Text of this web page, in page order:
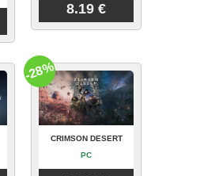
8.19 €
CRIMSON DESERT
PC
-28%